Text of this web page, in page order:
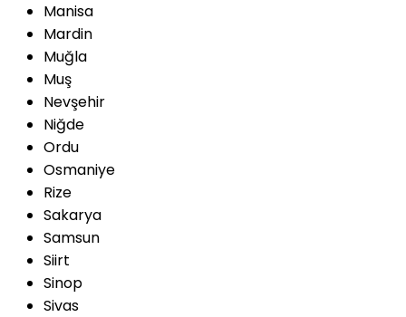
Manisa
Mardin
Muğla
Muş
Nevşehir
Niğde
Ordu
Osmaniye
Rize
Sakarya
Samsun
Siirt
Sinop
Sivas